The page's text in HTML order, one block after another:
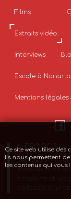
A PROPOS
Depuis 2001,
mauvais films
émissions et
podcasts et
Films
Extraits vidéo
Interviews
Escale à
Mentions légales
Ce site web utilise des
Ils nous permettent
les contenus qui vous